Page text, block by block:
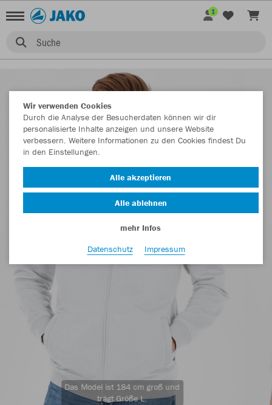
Suche
1
Das Model ist 184 cm groß und
trägt Größe L.
Wir verwenden Cookies
Durch die Analyse der Besucherdaten können wir dir
personalisierte Inhalte anzeigen und unsere Website
verbessern. Weitere Informationen zu den Cookies findest Du
in den Einstellungen.
Alle akzeptieren
Alle ablehnen
mehr Infos
Datenschutz
Impressum